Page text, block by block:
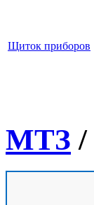
Щиток приборов
МТЗ /